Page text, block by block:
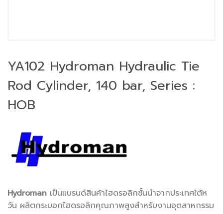
YA102 Hydroman Hydraulic Tie
Rod Cylinder, 140 bar, Series :
HOB
Hydroman เป็นแบรนด์สินค้าไฮดรอลิกชั้นนำจากประเทศใต้ห
วัน ผลิตกระบอกไฮดรอลิกคุณภาพสูงสำหรับงานอุตสาหกรรม